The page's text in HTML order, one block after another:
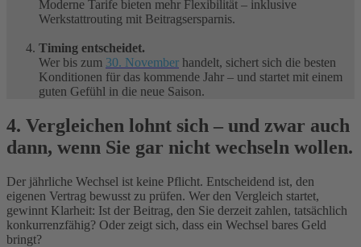
Moderne Tarife bieten mehr Flexibilität – inklusive
Werkstattrouting mit Beitragsersparnis.
Timing entscheidet.
Wer bis zum 30. November handelt, sichert sich die besten
Konditionen für das kommende Jahr – und startet mit einem
guten Gefühl in die neue Saison.
4. Vergleichen lohnt sich – und zwar auch
dann, wenn Sie gar nicht wechseln wollen.
Der jährliche Wechsel ist keine Pflicht. Entscheidend ist, den
eigenen Vertrag bewusst zu prüfen. Wer den Vergleich startet,
gewinnt Klarheit: Ist der Beitrag, den Sie derzeit zahlen, tatsächlich
konkurrenzfähig? Oder zeigt sich, dass ein Wechsel bares Geld
bringt?